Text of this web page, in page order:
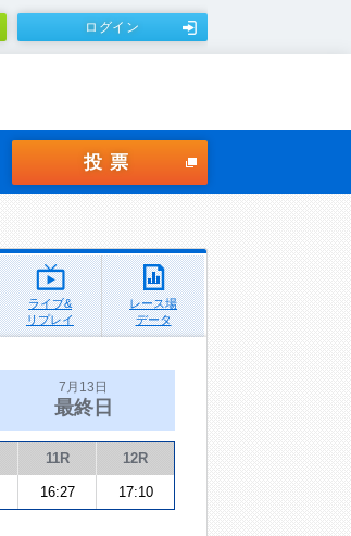
ログイン
投票
ライブ&
リプレイ
レース場
データ
7月13日
最終日
11R 12R
16:27 17:10